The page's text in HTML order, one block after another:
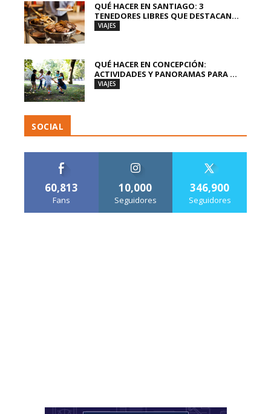
QUÉ HACER EN SANTIAGO: 3
TENEDORES LIBRES QUE DESTACAN...
VIAJES
QUÉ HACER EN CONCEPCIÓN:
ACTIVIDADES Y PANORAMAS PARA ...
VIAJES
SOCIAL
60,813
Fans
10,000
Seguidores
346,900
Seguidores